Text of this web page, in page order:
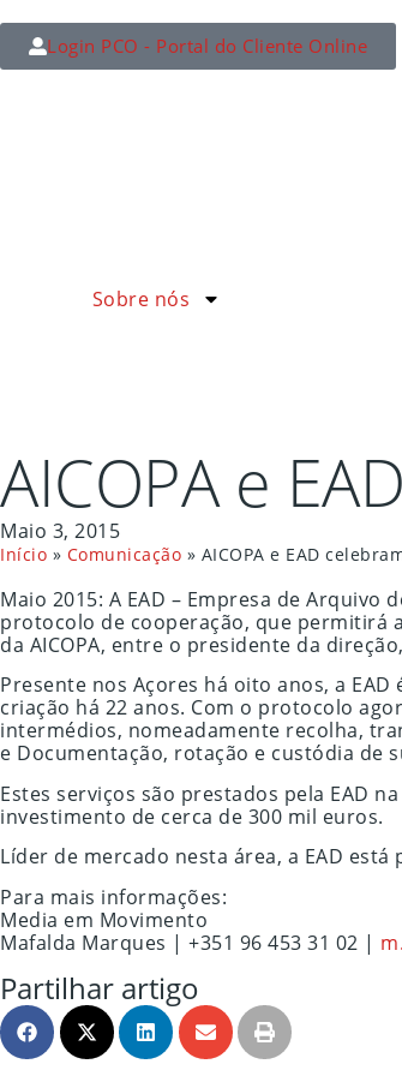
Login PCO - Portal do Cliente Online
Sobre nós
AICOPA e
Maio 3, 2015
Início » Comunicação » AICOPA e EAD
Maio 2015: A EAD – Empresa de
protocolo de cooperação, que permitirá
da AICOPA, entre o presidente da
Presente nos Açores há oito anos, a
criação há 22 anos. Com o protocolo
intermédios, nomeadamente recolha,
e Documentação, rotação e custódia de
Estes serviços são prestados pela EAD
investimento de cerca de 300 mil euros.
Líder de mercado nesta área, a EAD
Para mais informações:
Media em Movimento
Mafalda Marques | +351 96 453 31 02 |
Partilhar artigo